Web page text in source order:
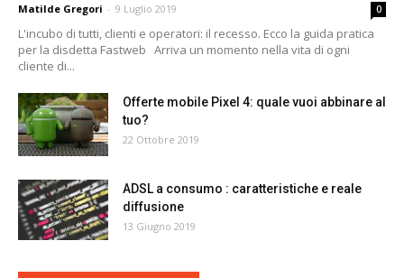
Matilde Gregori - 9 Luglio 2019 0
L'incubo di tutti, clienti e operatori: il recesso. Ecco la guida pratica
per la disdetta Fastweb Arriva un momento nella vita di ogni
cliente di...
Offerte mobile Pixel 4: quale vuoi abbinare al
tuo?
22 Ottobre 2019
ADSL a consumo : caratteristiche e reale
diffusione
13 Giugno 2019